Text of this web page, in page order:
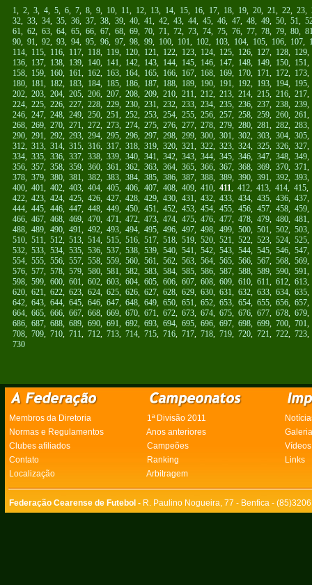
1, 2, 3, 4, 5, 6, 7, 8, 9, 10, 11, 12, 13, 14, 15, 16, 17, 18, 19, 20, 21, 22, 23,
32, 33, 34, 35, 36, 37, 38, 39, 40, 41, 42, 43, 44, 45, 46, 47, 48, 49, 50, 51,
61, 62, 63, 64, 65, 66, 67, 68, 69, 70, 71, 72, 73, 74, 75, 76, 77, 78, 79, 80,
90, 91, 92, 93, 94, 95, 96, 97, 98, 99, 100, 101, 102, 103, 104, 105, 106, 107,
114, 115, 116, 117, 118, 119, 120, 121, 122, 123, 124, 125, 126, 127, 128, 129
136, 137, 138, 139, 140, 141, 142, 143, 144, 145, 146, 147, 148, 149, 150, 151
158, 159, 160, 161, 162, 163, 164, 165, 166, 167, 168, 169, 170, 171, 172, 173
180, 181, 182, 183, 184, 185, 186, 187, 188, 189, 190, 191, 192, 193, 194, 195
202, 203, 204, 205, 206, 207, 208, 209, 210, 211, 212, 213, 214, 215, 216, 217
224, 225, 226, 227, 228, 229, 230, 231, 232, 233, 234, 235, 236, 237, 238, 239
246, 247, 248, 249, 250, 251, 252, 253, 254, 255, 256, 257, 258, 259, 260, 261
268, 269, 270, 271, 272, 273, 274, 275, 276, 277, 278, 279, 280, 281, 282, 283
290, 291, 292, 293, 294, 295, 296, 297, 298, 299, 300, 301, 302, 303, 304, 305
312, 313, 314, 315, 316, 317, 318, 319, 320, 321, 322, 323, 324, 325, 326, 327
334, 335, 336, 337, 338, 339, 340, 341, 342, 343, 344, 345, 346, 347, 348, 349
356, 357, 358, 359, 360, 361, 362, 363, 364, 365, 366, 367, 368, 369, 370, 371
378, 379, 380, 381, 382, 383, 384, 385, 386, 387, 388, 389, 390, 391, 392, 393
400, 401, 402, 403, 404, 405, 406, 407, 408, 409, 410, 411, 412, 413, 414, 415,
422, 423, 424, 425, 426, 427, 428, 429, 430, 431, 432, 433, 434, 435, 436, 437
444, 445, 446, 447, 448, 449, 450, 451, 452, 453, 454, 455, 456, 457, 458, 459
466, 467, 468, 469, 470, 471, 472, 473, 474, 475, 476, 477, 478, 479, 480, 481
488, 489, 490, 491, 492, 493, 494, 495, 496, 497, 498, 499, 500, 501, 502, 503
510, 511, 512, 513, 514, 515, 516, 517, 518, 519, 520, 521, 522, 523, 524, 525
532, 533, 534, 535, 536, 537, 538, 539, 540, 541, 542, 543, 544, 545, 546, 547
554, 555, 556, 557, 558, 559, 560, 561, 562, 563, 564, 565, 566, 567, 568, 569
576, 577, 578, 579, 580, 581, 582, 583, 584, 585, 586, 587, 588, 589, 590, 591
598, 599, 600, 601, 602, 603, 604, 605, 606, 607, 608, 609, 610, 611, 612, 613
620, 621, 622, 623, 624, 625, 626, 627, 628, 629, 630, 631, 632, 633, 634, 635
642, 643, 644, 645, 646, 647, 648, 649, 650, 651, 652, 653, 654, 655, 656, 657
664, 665, 666, 667, 668, 669, 670, 671, 672, 673, 674, 675, 676, 677, 678, 679
686, 687, 688, 689, 690, 691, 692, 693, 694, 695, 696, 697, 698, 699, 700, 701
708, 709, 710, 711, 712, 713, 714, 715, 716, 717, 718, 719, 720, 721, 722, 723
730
Membros da Diretoria 1ª Divisão 2011
Normas e Regulamentos
Anos anteriores
Clubes afiliados
Campeões
Vídeos
Contato
Ranking
Links
Localização
Arbitragem
Federação Cearense de Futebol - R. Paulino Nogueira, 77 - Benfica -